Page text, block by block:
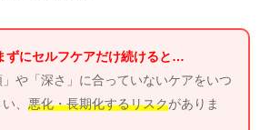
ずにセルフケアだけ続けると…
や「深さ」に合っていないケアをいつ
、 悪化・長期化するリスクがありま